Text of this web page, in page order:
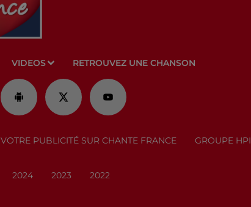
VIDEOS RETROUVEZ UNE CHANSON
VOTRE PUBLICITÉ SUR CHANTE FRANCE GROUPE HPI
2024 2023 2022